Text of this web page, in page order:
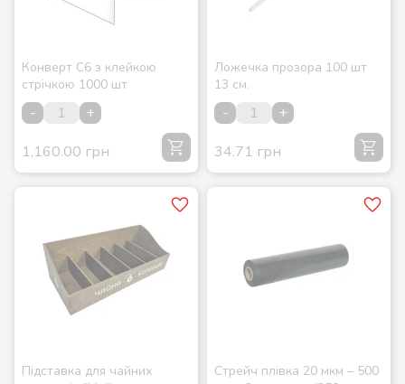
Конверт С6 з клейкою
стрічкою 1000 шт
-
+
1,160.00 грн
Ложечка прозора 100 шт
13 см.
-
+
34.71 грн
Підставка для чайних
Стрейч плівка 20 мкм – 500